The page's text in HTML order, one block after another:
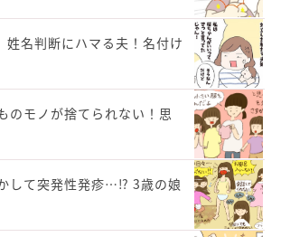
姓名判断にハマる夫！名付け
のモノが捨てられない！思
して突発性発疹…⁉︎ 3歳の娘